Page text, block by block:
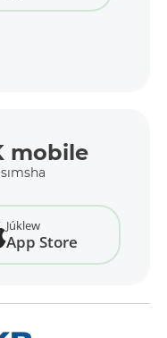
mobile
Júklew
App Store